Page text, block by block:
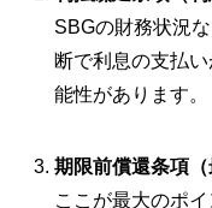
SBGの財務状況
断で利息の支払
能性があります。
期限前償還条項（
ここが最大のポ